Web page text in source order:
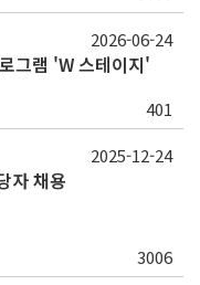
그램 'W 스테이지'
401
2026-06-24
자 채용
3006
2025-12-24